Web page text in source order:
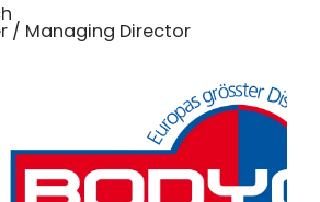
/ Managing Director